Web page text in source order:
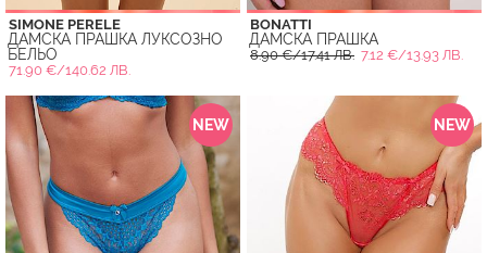
SIMONE PERELE
ДАМСКА ПРАШКА ЛУКСОЗНО
БЕЛЬО
71.90 €/140.62 ЛВ.
BONATTI
ДАМСКА ПРАШКА
8.90 €/17.41 ЛВ. 7.12 €/13.93 ЛВ.
NEW NEW